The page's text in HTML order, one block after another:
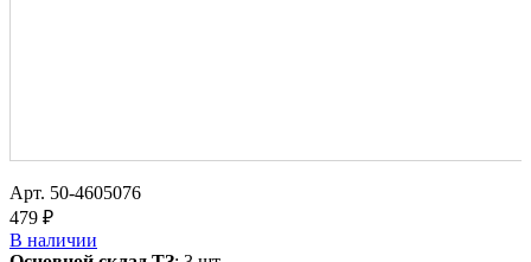
Арт. 50-4605076
479 ₽
В наличии